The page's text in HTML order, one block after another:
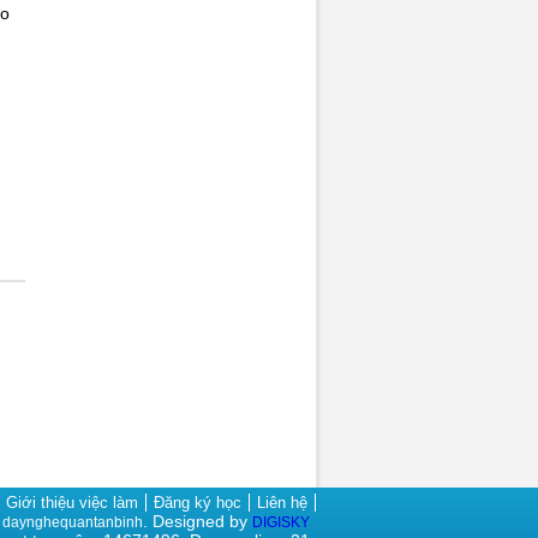
Giới thiệu việc làm Đăng ký học Liên hệ
binh . Designed by DIGISKY